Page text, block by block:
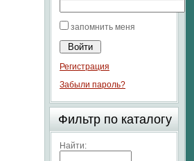
запомнить меня
Регистрация
Забыли пароль?
Фильтр по каталогу
Найти: